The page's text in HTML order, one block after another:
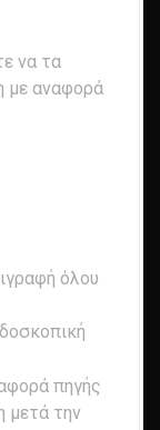
να τα
με αναφορά